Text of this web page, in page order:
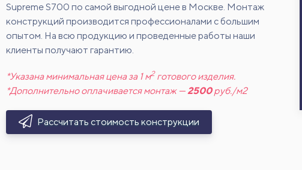
Supreme S700 по самой выгодной цене в Москве. Монтаж
конструкций производится профессионалами с большим
опытом. На всю продукцию и проведенные работы наши
клиенты получают гарантию.
*Указана минимальная цена за 1 м2готового изделия.
*Дополнительно оплачивается монтаж — 2500руб./м2
Рассчитать стоимость конструкции